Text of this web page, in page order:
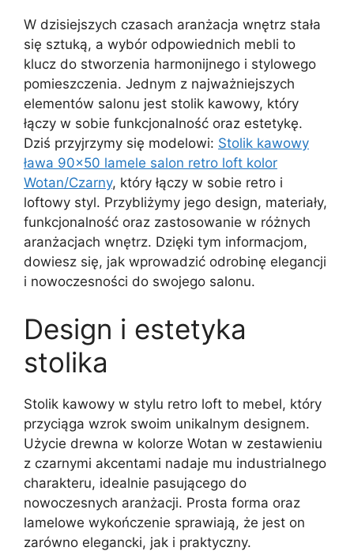
W dzisiejszych czasach aranżacja wnętrz stała
się sztuką, a wybór odpowiednich mebli to
klucz do stworzenia harmonijnego i stylowego
pomieszczenia. Jednym z najważniejszych
elementów salonu jest stolik kawowy, który
łączy w sobie funkcjonalność oraz estetykę.
Dziś przyjrzymy się modelowi: Stolik kawowy
ława 90×50 lamele salon retro loft kolor
Wotan/Czarny, który łączy w sobie retro i
loftowy styl. Przybliżymy jego design, materiały,
funkcjonalność oraz zastosowanie w różnych
aranżacjach wnętrz. Dzięki tym informacjom,
dowiesz się, jak wprowadzić odrobinę elegancji
i nowoczesności do swojego salonu.
Design i estetyka
stolika
Stolik kawowy w stylu retro loft to mebel, który
przyciąga wzrok swoim unikalnym designem.
Użycie drewna w kolorze Wotan w zestawieniu
z czarnymi akcentami nadaje mu industrialnego
charakteru, idealnie pasującego do
nowoczesnych aranżacji. Prosta forma oraz
lamelowe wykończenie sprawiają, że jest on
zarówno elegancki, jak i praktyczny.